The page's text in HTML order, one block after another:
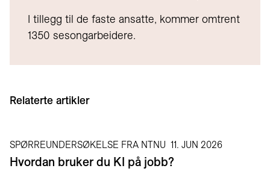
I tillegg til de faste ansatte, kommer omtrent
1350 sesongarbeidere.
Relaterte artikler
SPØRREUNDERSØKELSE FRA NTNU 11. JUN 2026
Hvordan bruker du KI på jobb?